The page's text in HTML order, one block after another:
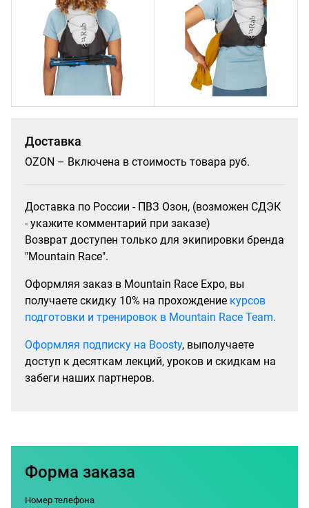
Доставка
OZON – Включена в стоимость товара руб.
Доставка по России - ПВЗ Озон, (возможен СДЭК
- укажите комментарий при заказе)
Возврат доступен только для экипировки бренда
"Mountain Race".
Оформляя заказ в Mountain Race Expo, вы
получаете скидку 10% на прохождение курсов
подготовки и тренировок в Mountain Race Team.
Оформляя подписку на Boosty, выполучаете
доступ к десяткам лекций, уроков и скидкам на
забеги наших партнеров.
Форма заказа
Номер телефона